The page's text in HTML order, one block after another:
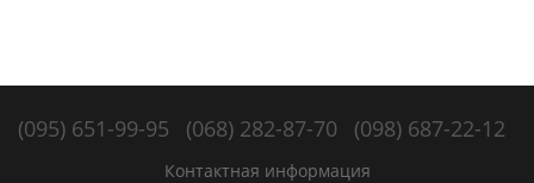
(095) 651-99-95 (068) 282-87-70 (098) 687-22-12
Контактная информация